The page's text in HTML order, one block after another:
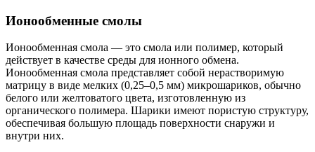
Ионообменные смолы
Ионообменная смола — это смола или полимер, который
действует в качестве среды для ионного обмена.
Ионообменная смола представляет собой нерастворимую
матрицу в виде мелких (0,25–0,5 мм) микрошариков, обычно
белого или желтоватого цвета, изготовленную из
органического полимера. Шарики имеют пористую структуру,
обеспечивая большую площадь поверхности снаружи и
внутри них.